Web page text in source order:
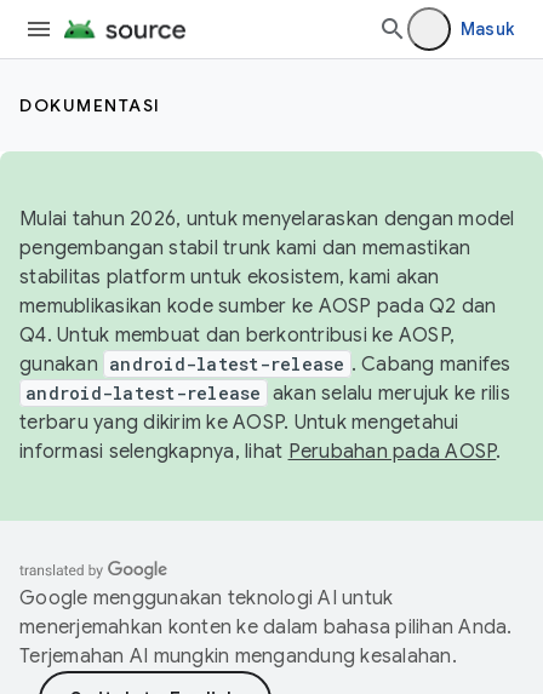
Masuk
DOKUMENTASI
Mulai tahun 2026, untuk menyelaraskan dengan model
pengembangan stabil trunk kami dan memastikan
stabilitas platform untuk ekosistem, kami akan
memublikasikan kode sumber ke AOSP pada Q2 dan
Q4. Untuk membuat dan berkontribusi ke AOSP,
gunakan android-latest-release . Cabang manifes
android-latest-release akan selalu merujuk ke rilis
terbaru yang dikirim ke AOSP. Untuk mengetahui
informasi selengkapnya, lihat Perubahan pada AOSP.
Google menggunakan teknologi AI untuk
menerjemahkan konten ke dalam bahasa pilihan Anda.
Terjemahan AI mungkin mengandung kesalahan.